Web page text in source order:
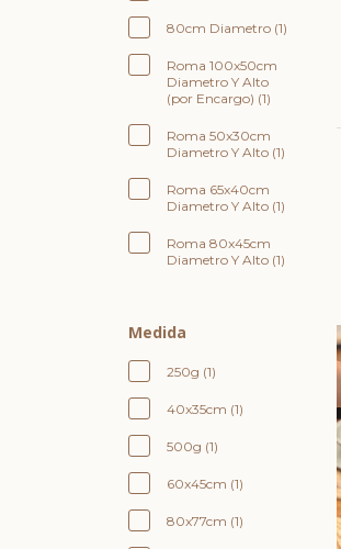
80cm Diametro (1)
Roma 100x50cm
Diametro Y Alto
(por Encargo) (1)
Roma 50x30cm
Diametro Y Alto (1)
Roma 65x40cm
Diametro Y Alto (1)
Roma 80x45cm
Diametro Y Alto (1)
Medida
250g (1)
40x35cm (1)
500g (1)
60x45cm (1)
80x77cm (1)